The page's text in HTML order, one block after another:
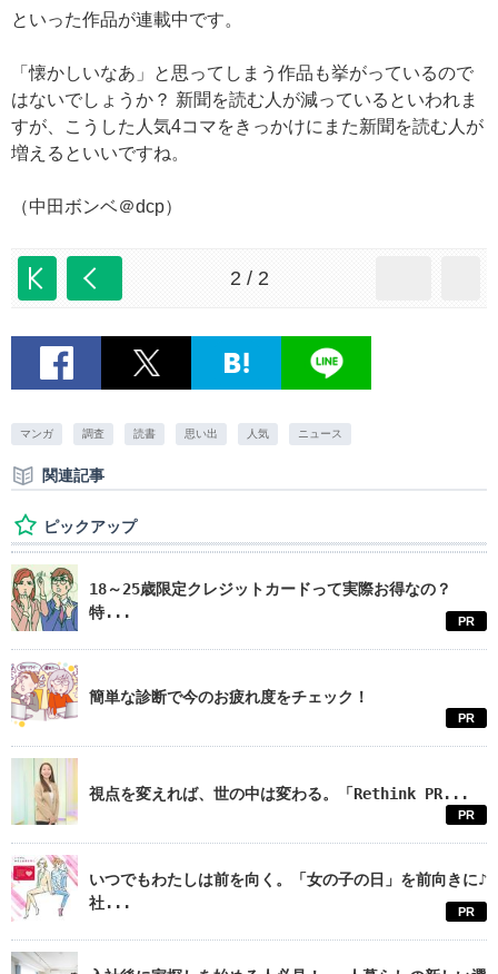
といった作品が連載中です。
「懐かしいなあ」と思ってしまう作品も挙がっているので
はないでしょうか？ 新聞を読む人が減っているといわれま
すが、こうした人気4コマをきっかけにまた新聞を読む人が
増えるといいですね。
（中田ボンベ＠dcp）
2 / 2
マンガ 調査 読書 思い出 人気 ニュース
関連記事
ピックアップ
18～25歳限定クレジットカードって実際お得なの？
特...
PR
簡単な診断で今のお疲れ度をチェック！
PR
視点を変えれば、世の中は変わる。「Rethink PR...
PR
いつでもわたしは前を向く。「女の子の日」を前向きに♪
社...
PR